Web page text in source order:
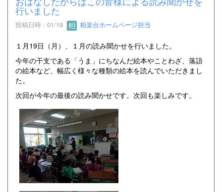
行いました
投稿日時 : 01/19 相楽台ホームページ担当
１月19日（月）、１月の読み聞かせを行いました。
今年の干支である「うま」にちなんだ絵本やことわざ、落語
の絵本など、幅広く様々な種類の絵本を読んでいただきまし
た。
次回が今年の最後の読み聞かせです。次回も楽しみです。